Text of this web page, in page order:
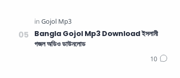
Bangla Gojol Mp3 Download ইসলামী
গজল অডিও ডাউনলোড